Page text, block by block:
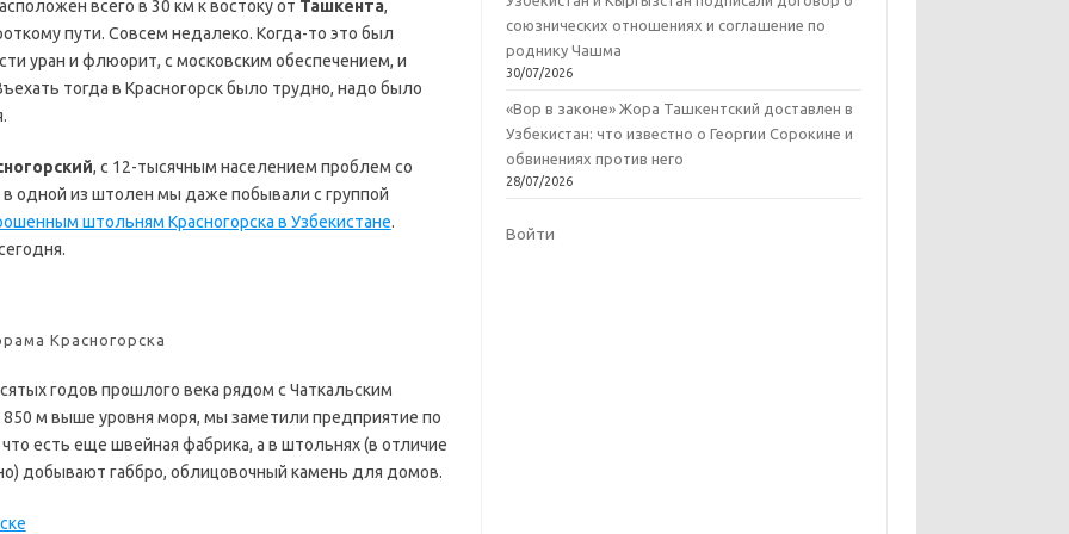
всего в 30 км к востоку от Ташкента,
пути. Совсем недалеко. Когда-то это был
уран и флюорит, с московским обеспечением, и
тогда в Красногорск было трудно, надо было
, с 12-тысячным населением проблем со
одной из штолен мы даже побывали с группой
штольням Красногорска в Узбекистане.
Красногорска
годов прошлого века рядом с Чаткальским
м выше уровня моря, мы заметили предприятие по
есть еще швейная фабрика, а в штольнях (в отличие
добывают габбро, облицовочный камень для домов.
союзнических отношениях и соглашение по
роднику Чашма
30/07/2026
«Вор в законе» Жора Ташкентский доставлен в
Узбекистан: что известно о Георгии Сорокине и
обвинениях против него
28/07/2026
Войти